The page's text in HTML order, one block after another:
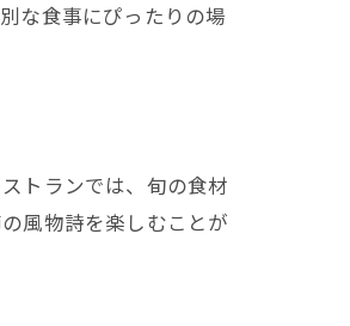
な食事にぴったりの場
トランでは、旬の食材
風物詩を楽しむことが